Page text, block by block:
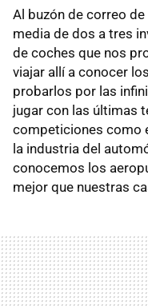
Al buzón de correo de
media de dos a tres
de coches que nos
viajar allí a conocer
probarlos por las
jugar con las últimas
competiciones como
la industria del
conocemos los
mejor que nuestras